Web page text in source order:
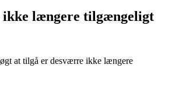
længere tilgængeligt
at tilgå er desværre ikke længere